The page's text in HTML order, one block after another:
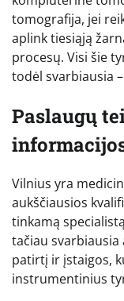
tomografija, jei
aplink tiesiąją
procesų. Visi šie
todėl svarbiausia
Paslaugų
Vilnius yra
aukščiausios
tinkamą
tačiau
patirtį ir įstaigos,
instrumentinius